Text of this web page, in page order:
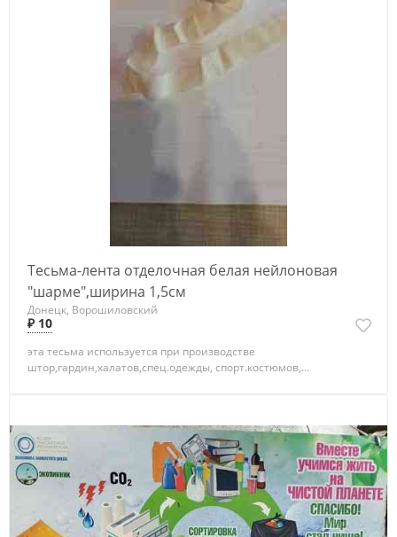
Тесьма-лента отделочная белая нейлоновая
"шарме",ширина 1,5см
Донецк, Ворошиловский
₽ 10
эта тесьма используется при производстве
штор,гардин,халатов,спец.одежды, спорт.костюмов,...